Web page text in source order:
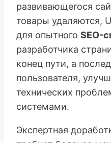
развивающегося
товары удаляются,
для опытного SEO-
разработчика
конец пути, а
пользователя,
технических
системами.
Экспертная